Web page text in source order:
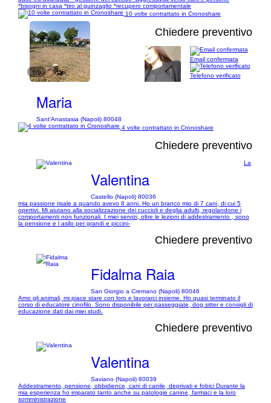
*bisogni in casa *tiro al guinzaglio *recupero comportamentale
10 volte contrattato in Cronoshare
1/9
Chiedere preventivo
Maria
Sant'Anastasia (Napoli) 80048
Email confermata
Telefono verificato
4 volte contrattato in Cronoshare
Chiedere preventivo
Valentina
Castello (Napoli) 80036
La
mia passione risale a quando avevo 8 anni. Ho un branco mio di 7 cani, di cui 5
opertivi. Mi aiutano alla socializzazione dei cuccioli e deglia adulti, regolandone i
comportamenti non funzionali. I miei servizi, oltre le lezioni di addestramento , sono
la pensione e l asilo per grandi e piccini-
Chiedere preventivo
Fidalma Raia
San Giorgio a Cremano (Napoli) 80046
Amo gli animali, mi piace stare con loro e lavorarci insieme. Ho quasi terminato il
corso di educatore cinofilo. Sono disponibile per passeggiate, dog sitter e consigli di
educazione dati dai miei studi.
Chiedere preventivo
Valentina
Saviano (Napoli) 80039
Addestramento, pensione, obbidience, cani di canile, deprivati e fobici Durante la
mia esperienza ho imparato tanto anche su patologie canine, farmaci e la loro
somministrazione